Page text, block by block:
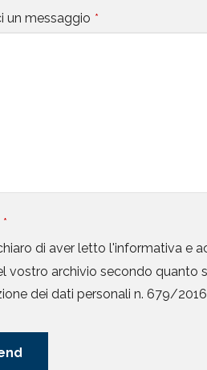
un messaggio *
*
di aver letto l'informativa e
vostro archivio secondo quanto
dei dati personali n. 679/